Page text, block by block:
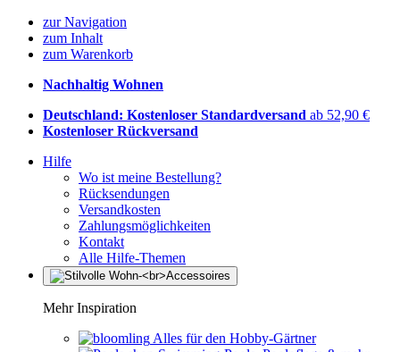
zur Navigation
zum Inhalt
zum Warenkorb
Nachhaltig Wohnen
Deutschland: Kostenloser Standardversand ab 52,90 €
Kostenloser Rückversand
Hilfe
Wo ist meine Bestellung?
Rücksendungen
Versandkosten
Zahlungsmöglichkeiten
Kontakt
Alle Hilfe-Themen
Mehr Inspiration
Alles für den Hobby-Gärtner